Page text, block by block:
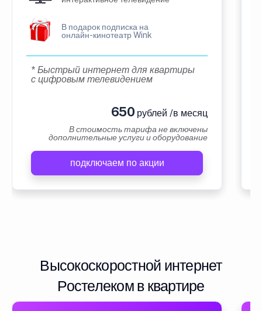
В подарок подписка на
онлайн-кинотеатр Wink
* Быстрый интернет для квартиры
с цифровым телевидением
650 рублей /в месяц
В стоимость тарифа не включены
дополнительные услуги и оборудование
подключаем по акции
Высокоскоростной интернет
Ростелеком в квартире